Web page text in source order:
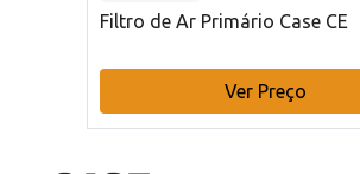
Filtro de Ar Primário Case CE
Ver Preço